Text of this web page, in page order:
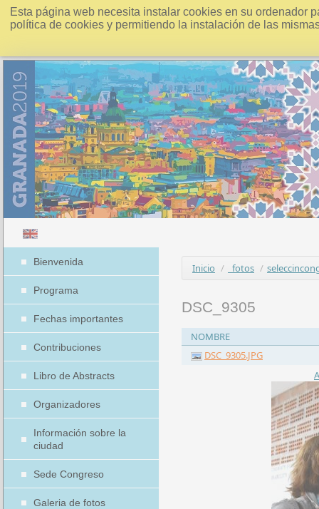
Esta página web necesita instalar cookies en su ordenador
política de cookies y permitiendo la instalación de las
Bienvenida
Programa
Fechas importantes
Contribuciones
Libro de Abstracts
Organizadores
Información sobre la
ciudad
Sede Congreso
Galeria de fotos
Inicio / _fotos /
DSC_9305
NOMBRE
DSC_9305.JPG